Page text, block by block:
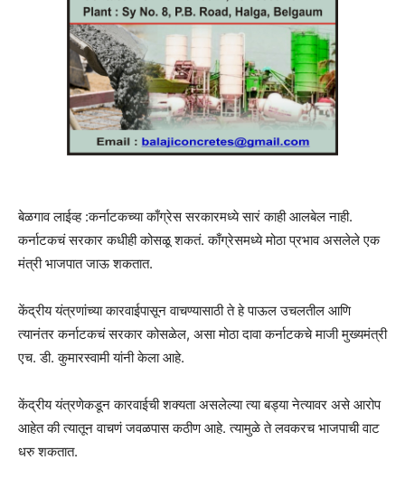
बेळगाव लाईव्ह :कर्नाटकच्या काँग्रेस सरकारमध्ये सारं काही आलबेल नाही.
कर्नाटकचं सरकार कधीही कोसळू शकतं. काँग्रेसमध्ये मोठा प्रभाव असलेले एक
मंत्री भाजपात जाऊ शकतात.
केंद्रीय यंत्रणांच्या कारवाईपासून वाचण्यासाठी ते हे पाऊल उचलतील आणि
त्यानंतर कर्नाटकचं सरकार कोसळेल, असा मोठा दावा कर्नाटकचे माजी मुख्यमंत्री
एच. डी. कुमारस्वामी यांनी केला आहे.
केंद्रीय यंत्रणेकडून कारवाईची शक्यता असलेल्या त्या बड्या नेत्यावर असे आरोप
आहेत की त्यातून वाचणं जवळपास कठीण आहे. त्यामुळे ते लवकरच भाजपाची वाट
धरु शकतात.